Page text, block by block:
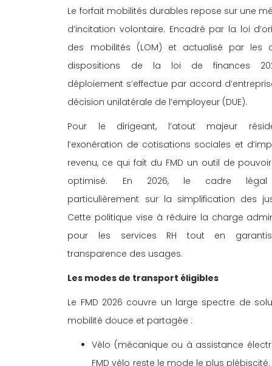
Le forfait mobilités durables repose sur une
d’incitation volontaire. Encadré par la loi
des mobilités (LOM) et actualisé par les
dispositions de la loi de finances
déploiement s’effectue par accord
décision unilatérale de l’employeur (DUE).
Pour le dirigeant, l’atout majeur
l’exonération de cotisations sociales et
revenu, ce qui fait du FMD un outil de
optimisé. En 2026, le cadre légal
particulièrement sur la simplification des
Cette politique vise à réduire la charge
pour les services RH tout en
transparence des usages.
Les modes de transport éligibles
Le FMD 2026 couvre un large spectre de
mobilité douce et partagée :
Vélo (mécanique ou à assistance
FMD vélo reste le mode le plus